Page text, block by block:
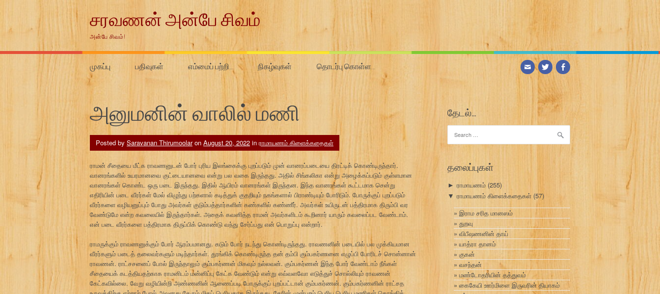
சரவணன் அன்பே சிவம்
அன்பே சிவம்!
முகப்பு பதிவுகள் எம்மைப் பற்றி… நிகழ்வுகள் தொடர்பு கொள்ள…
அனுமனின் வாலில் மணி
Posted by Saravanan Thirumoolaron August 20, 2022 in ராமாயணம் கிளைக்கதைகள்
ராமன் சீதையை மீட்க ராவணனுடன் போர் புரிய இலங்கைக்கு புறப்படும் முன் வானரப்படையை திரட்டிக் கொண்டிருந்தார்.
வானரங்களில் உயரமானவை குட்டையானவை என்று பல வகை இருந்தது. அதில் சிங்கலிகா என்று அழைக்கப்படும் குள்ளமான
வானரங்கள் கொண்ட ஒரு படை இருந்தது. இதில் ஆயிரம் வானரங்கள் இருந்தன. இந்த வானரங்கள் கூட்டமாக சென்று
எதிரியின் படை வீரர்கள் மேல் விழுந்து பற்களால் கடித்துக் குதறியும் நகங்களால் பிராண்டியும் போரிடும். போருக்குப் புறப்படும்
வீரர்களை வழியனுப்பும் போது அவர்கள் குடும்பத்தார்களின் கண்களில் கண்ணீர். அவர்கள் உயிருடன் பத்திரமாக திரும்பி வர
வேண்டுமே என்ற கவலையில் இருந்தார்கள். அதைக் கவனித்த ராமன் அவர்களிடம் கூறினார் யாரும் கவலைப்பட வேண்டாம்.
என் படை வீரர்களை பத்திரமாக திருப்பிக் கொண்டு வந்து சேர்ப்பது என் பொறுப்பு என்றார்.
ராமருக்கும் ராவணனுக்கும் போர் ஆரம்பமானது. கடும் போர் நடந்து கொண்டிருந்தது. ராவணனின் படையில் பல முக்கியமான
வீரர்களும் படைத் தலைவர்களும் மடிந்தார்கள். தூங்கிக் கொண்டிருந்த தன் தம்பி கும்பகர்ணனை எழுப்பி போரிடச் சொன்னான்
ராவணன். ராட்சசனைப் போல் இருந்தாலும் கும்பகர்ணன் மிகவும் நல்லவன். கும்பகர்ணன் இந்த போர் வேண்டாம் நீங்கள்
சீதையைக் கடத்தியதற்காக ராமனிடம் மன்னிப்பு கேட்க வேண்டும் என்று எவ்வளவோ எடுத்துச் சொல்லியும் ராவணன்
கேட்கவில்லை. வேறு வழியின்றி அண்ணனின் ஆணைப்படி போருக்குப் புறப்பட்டான் கும்பகர்ணன். கும்பகர்ணனின் ராட்சத
தேடல்…
for:
தலைப்புகள்
► ராமாயணம் (255)
▼ ராமாயணம் கிளைக்கதைகள் (57)
இராம சரித மானஸம்
துறவு
விபீஷணனின் தாய்
யாத்ரா தானம்
குகன்
வசந்தன்
மண்டோதரியின் தத்துவம்
கைகேயி ஊர்மிளை இருவரின் தியாகம்